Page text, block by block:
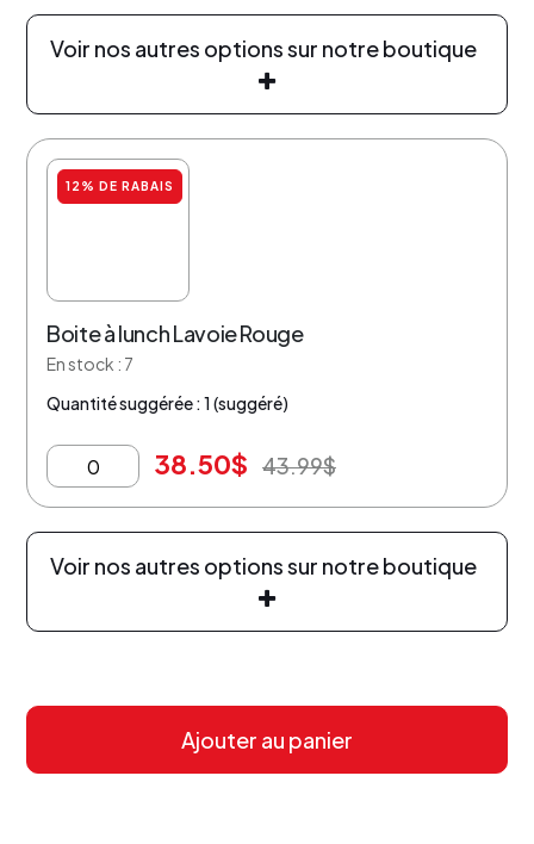
Voir nos autres options sur notre boutique
12% DE RABAIS
Boite à lunch Lavoie Rouge
En stock : 7
Quantité suggérée : 1 (suggéré)
38.50$ 43.99$
Voir nos autres options sur notre boutique
Ajouter au panier